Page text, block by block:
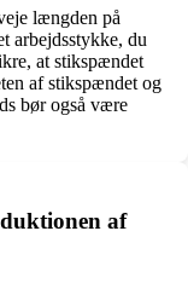
længden på
arbejdsstykke, du
at stikspændet
af stikspændet og
bør også være
af